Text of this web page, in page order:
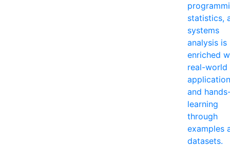
statistics,
systems
analysis is
enriched
real-world
and
learning
through
examples
datasets.